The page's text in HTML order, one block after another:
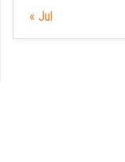
« Jul